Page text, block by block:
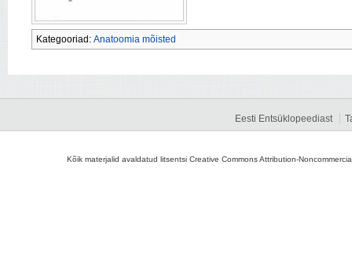
Kategooriad: Anatoomia mõisted
Eesti Entsüklopeediast
Kõik materjalid avaldatud litsentsi Creative Commons Attribution-